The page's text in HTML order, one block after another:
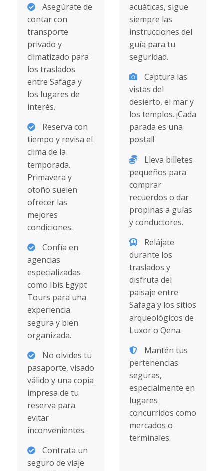
Asegúrate de
contar con
transporte
privado y
climatizado para
los traslados
entre Safaga y
los lugares de
interés.
Reserva con
tiempo y revisa el
clima de la
temporada.
Primavera y
otoño suelen
ofrecer las
mejores
condiciones.
Confía en
agencias
especializadas
como Ibis Egypt
Tours para una
experiencia
segura y bien
organizada.
No olvides tu
pasaporte, visado
válido y una copia
impresa de tu
reserva para
evitar
inconvenientes.
Contrata un
seguro de viaje
acuáticas, sigue
siempre las
instrucciones del
guía para tu
seguridad.
Captura las
vistas del
desierto, el mar y
los templos. ¡Cada
parada es una
postal!
Lleva billetes
pequeños para
comprar
recuerdos o dar
propinas a guías
y conductores.
Relájate
durante los
traslados y
disfruta del
paisaje entre
Safaga y los sitios
arqueológicos de
Luxor o Qena.
Mantén tus
pertenencias
seguras,
especialmente en
lugares
concurridos como
mercados o
terminales.